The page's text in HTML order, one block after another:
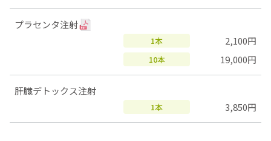
プラセンタ注射
1本 2,100円
10本 19,000円
肝臓デトックス注射
1本 3,850円